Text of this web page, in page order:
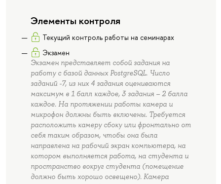
Элементы контроля
Текущий контроль работы на семинарах
Экзамен
Экзамен представляет собой задания на
работу с базой данных PostgreSQL. Число
заданий -7, из них 4 задания оцениваются
максимум в 1 балл каждое, 3 задания – 2 балла
каждое. На протяжении работы камера и
микрофон должны быть включены. Требуется
расположить камеру сбоку или фронтально от
себя таким образом, чтобы она была
направлена на рабочий экран компьютера, на
котором выполняется работа, на студента и
пространство вокруг студента (помещение
должно быть хорошо освещено). Камера